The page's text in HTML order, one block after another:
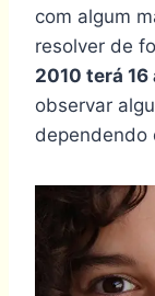
com algum
resolver de
2010 terá
observar
dependendo